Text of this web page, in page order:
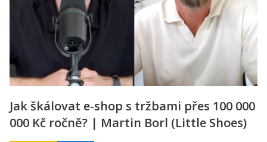
Jak škálovat e-shop s tržbami přes 100 000
000 Kč ročně? | Martin Borl (Little Shoes)